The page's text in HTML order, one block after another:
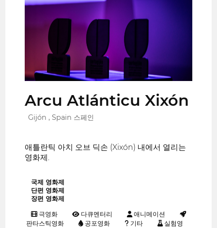
Arcu Atlánticu Xixón
Gijón , Spain 스페인
애틀란틱 아치 오브 딕손 (Xixón) 내에서 열리는
영화제.
국제 영화제
단편 영화제
장편 영화제
극영화 다큐멘터리
애니메이션
판타스틱영화
공포영화 기타
실험영